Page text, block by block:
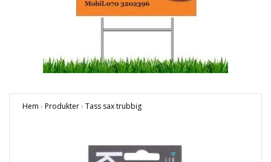
Hem › Produkter› Tass sax trubbig